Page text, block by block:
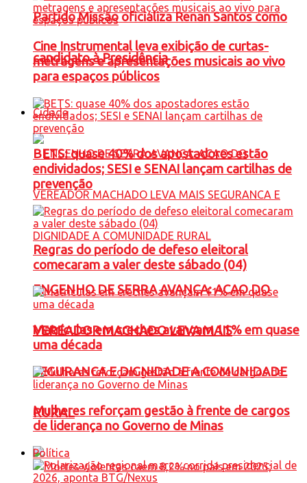
Partido Missão oficializa Renan Santos como
candidato à Presidência
Cidade
ENGENHO DE SERRA AVANÇA: ACAO DO
VEREADOR MACHADO LEVA MAIS
SEGURANCA E DIGNIDADE A COMUNIDADE
RURAL
Cine Instrumental leva exibição de curtas-
metragens e apresentações musicais ao vivo
para espaços públicos
BETS: quase 40% dos apostadores estão
endividados; SESI e SENAI lançam cartilhas de
prevenção
Regras do período de defeso eleitoral
comecaram a valer deste sábado (04)
Matrículas em creches avançam 11% em quase
uma década
Mulheres reforçam gestão à frente de cargos
de liderança no Governo de Minas
Política